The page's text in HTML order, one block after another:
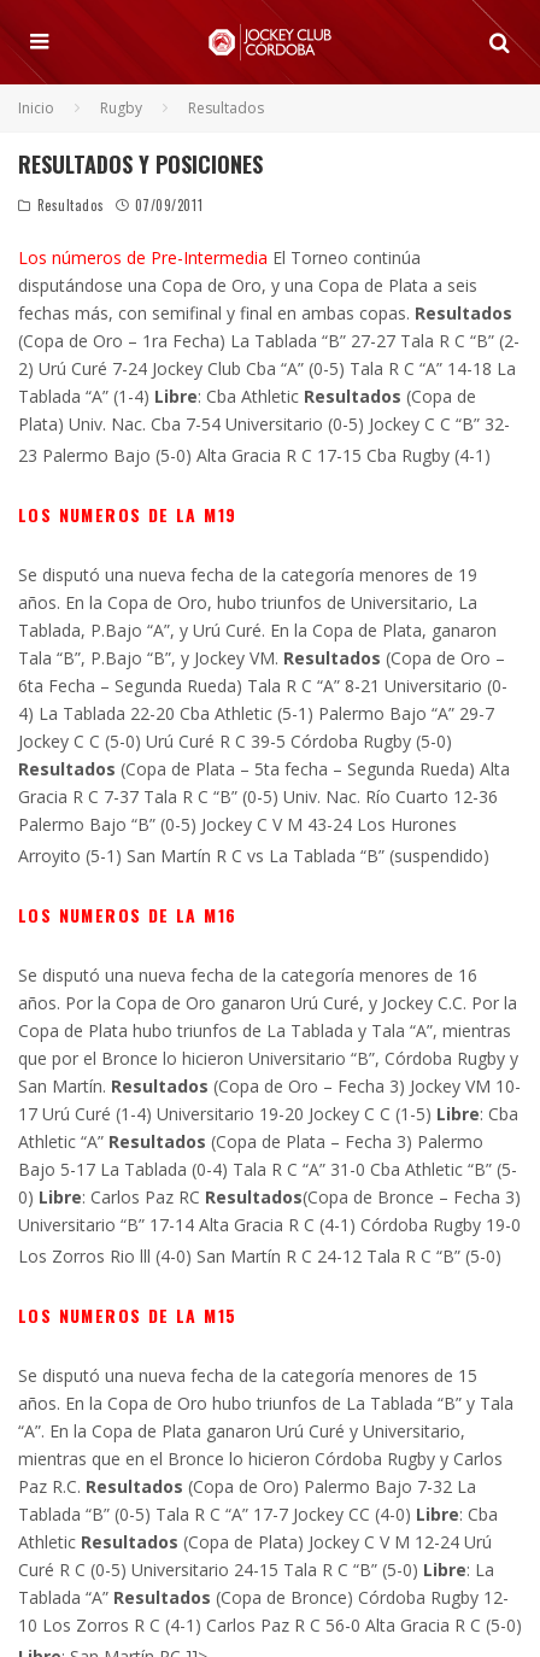
Inicio Rugby Resultados
RESULTADOS Y POSICIONES
Resultados 07/09/2011
Los números de Pre-Intermedia El Torneo continúa
disputándose una Copa de Oro, y una Copa de Plata a seis
fechas más, con semifinal y final en ambas copas. Resultados
(Copa de Oro – 1ra Fecha) La Tablada “B” 27-27 Tala R C “B” (2-
2) Urú Curé 7-24 Jockey Club Cba “A” (0-5) Tala R C “A” 14-18 La
Tablada “A” (1-4) Libre: Cba Athletic Resultados (Copa de
Plata) Univ. Nac. Cba 7-54 Universitario (0-5) Jockey C C “B” 32-
23 Palermo Bajo (5-0) Alta Gracia R C 17-15 Cba Rugby (4-1)
LOS NUMEROS DE LA M19
Se disputó una nueva fecha de la categoría menores de 19
años. En la Copa de Oro, hubo triunfos de Universitario, La
Tablada, P.Bajo “A”, y Urú Curé. En la Copa de Plata, ganaron
Tala “B”, P.Bajo “B”, y Jockey VM. Resultados (Copa de Oro –
6ta Fecha – Segunda Rueda) Tala R C “A” 8-21 Universitario (0-
4) La Tablada 22-20 Cba Athletic (5-1) Palermo Bajo “A” 29-7
Jockey C C (5-0) Urú Curé R C 39-5 Córdoba Rugby (5-0)
Resultados (Copa de Plata – 5ta fecha – Segunda Rueda) Alta
Gracia R C 7-37 Tala R C “B” (0-5) Univ. Nac. Río Cuarto 12-36
Palermo Bajo “B” (0-5) Jockey C V M 43-24 Los Hurones
Arroyito (5-1) San Martín R C vs La Tablada “B” (suspendido)
LOS NUMEROS DE LA M16
Se disputó una nueva fecha de la categoría menores de 16
años. Por la Copa de Oro ganaron Urú Curé, y Jockey C.C. Por la
Copa de Plata hubo triunfos de La Tablada y Tala “A”, mientras
que por el Bronce lo hicieron Universitario “B”, Córdoba Rugby y
San Martín. Resultados (Copa de Oro – Fecha 3) Jockey VM 10-
17 Urú Curé (1-4) Universitario 19-20 Jockey C C (1-5) Libre: Cba
Athletic “A” Resultados (Copa de Plata – Fecha 3) Palermo
Bajo 5-17 La Tablada (0-4) Tala R C “A” 31-0 Cba Athletic “B” (5-
0) Libre: Carlos Paz RC Resultados(Copa de Bronce – Fecha 3)
Universitario “B” 17-14 Alta Gracia R C (4-1) Córdoba Rugby 19-0
Los Zorros Rio lll (4-0) San Martín R C 24-12 Tala R C “B” (5-0)
LOS NUMEROS DE LA M15
Se disputó una nueva fecha de la categoría menores de 15
años. En la Copa de Oro hubo triunfos de La Tablada “B” y Tala
“A”. En la Copa de Plata ganaron Urú Curé y Universitario,
mientras que en el Bronce lo hicieron Córdoba Rugby y Carlos
Paz R.C. Resultados (Copa de Oro) Palermo Bajo 7-32 La
Tablada “B” (0-5) Tala R C “A” 17-7 Jockey CC (4-0) Libre: Cba
Athletic Resultados (Copa de Plata) Jockey C V M 12-24 Urú
Curé R C (0-5) Universitario 24-15 Tala R C “B” (5-0) Libre: La
Tablada “A” Resultados (Copa de Bronce) Córdoba Rugby 12-
10 Los Zorros R C (4-1) Carlos Paz R C 56-0 Alta Gracia R C (5-0)